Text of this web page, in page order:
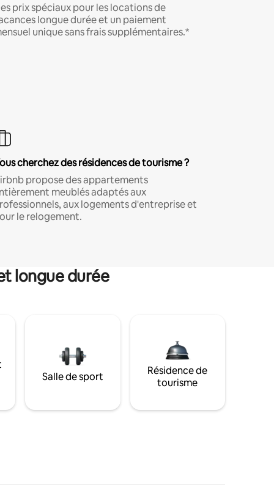
prix spéciaux pour les locations de
longue durée et un paiement
unique sans frais supplémentaires.*
cherchez des résidences de tourisme ?
propose des appartements
meublés adaptés aux
aux logements d'entreprise et
le relogement.
longue durée
Salle de sport
Résidence de
tourisme